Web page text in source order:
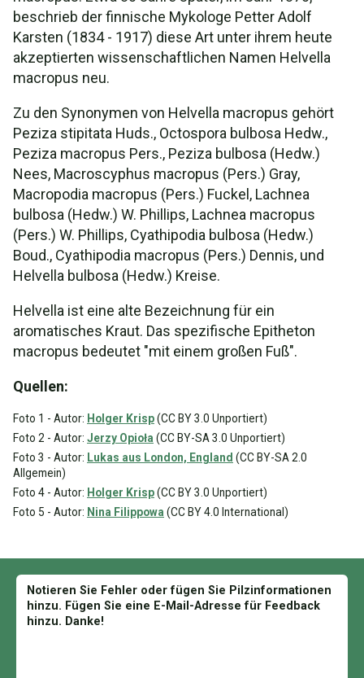
beschrieb der finnische Mykologe Petter Adolf
Karsten (1834 - 1917) diese Art unter ihrem heute
akzeptierten wissenschaftlichen Namen Helvella
macropus neu.
Zu den Synonymen von Helvella macropus gehört
Peziza stipitata Huds., Octospora bulbosa Hedw.,
Peziza macropus Pers., Peziza bulbosa (Hedw.)
Nees, Macroscyphus macropus (Pers.) Gray,
Macropodia macropus (Pers.) Fuckel, Lachnea
bulbosa (Hedw.) W. Phillips, Lachnea macropus
(Pers.) W. Phillips, Cyathipodia bulbosa (Hedw.)
Boud., Cyathipodia macropus (Pers.) Dennis, und
Helvella bulbosa (Hedw.) Kreise.
Helvella ist eine alte Bezeichnung für ein
aromatisches Kraut. Das spezifische Epitheton
macropus bedeutet "mit einem großen Fuß".
Quellen:
Foto 1 - Autor: Holger Krisp(CC BY 3.0 Unportiert)
Foto 2 - Autor: Jerzy Opioła (CC BY-SA 3.0 Unportiert)
Foto 3 - Autor: Lukas aus London, England (CC BY-SA 2.0
Allgemein)
Foto 4 - Autor: Holger Krisp(CC BY 3.0 Unportiert)
Foto 5 - Autor: Nina Filippowa (CC BY 4.0 International)